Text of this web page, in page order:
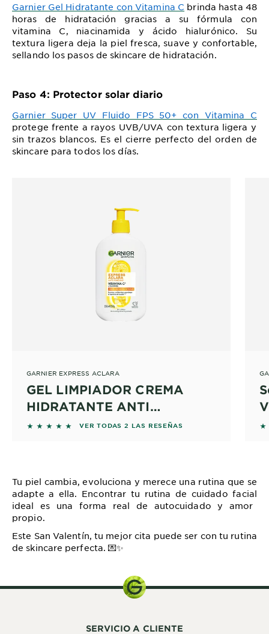
Garnier Gel Hidratante con Vitamina C brinda hasta 48
horas de hidratación gracias a su fórmula con
vitamina C, niacinamida y ácido hialurónico. Su
textura ligera deja la piel fresca, suave y confortable,
sellando los pasos de skincare de hidratación.
Paso 4: Protector solar diario
Garnier Super UV Fluido FPS 50+ con Vitamina C
protege frente a rayos UVB/UVA con textura ligera y
sin trazos blancos. Es el cierre perfecto del orden de
skincare para todos los días.
GARNIER EXPRESS ACLARA
GEL LIMPIADOR CREMA
HIDRATANTE ANTI
MANCHAS CON VITAMINA C
5 out of 5 stars based on reviews
VER TODAS 2 LAS RESEÑAS 5
Tu piel cambia, evoluciona y merece una rutina que se
adapte a ella. Encontrar tu rutina de cuidado facial
ideal es una forma real de autocuidado y amor
propio.
Este San Valentín, tu mejor cita puede ser con tu rutina
de skincare perfecta.💌✨
SERVICIO A CLIENTE